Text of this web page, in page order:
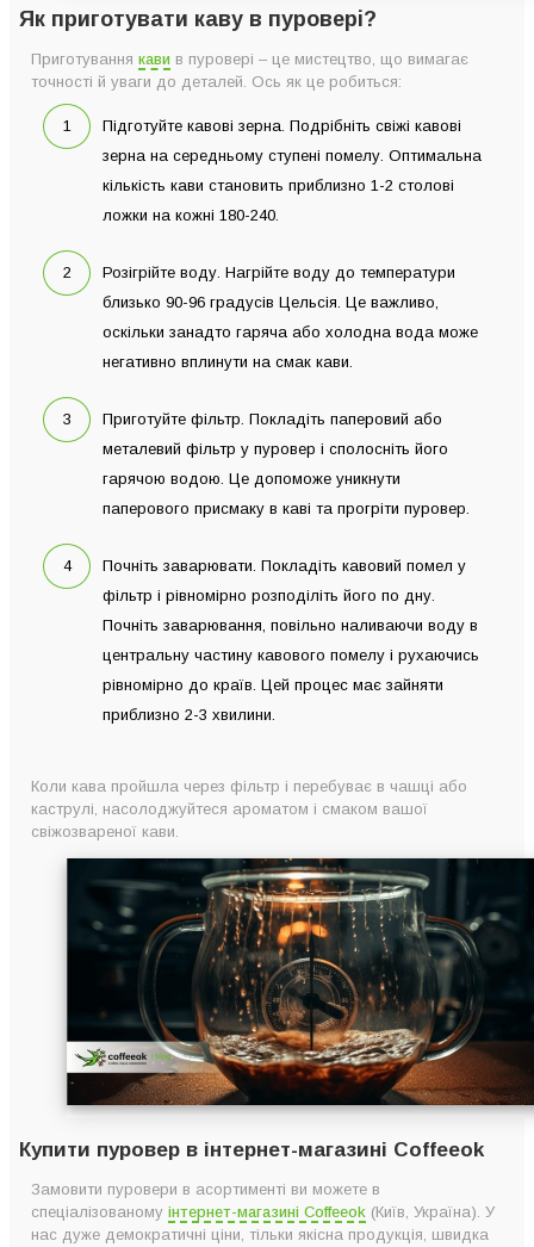
Як приготувати каву в пуровері?
Приготування кави в пуровері – це мистецтво, що вимагає
точності й уваги до деталей. Ось як це робиться:
Підготуйте кавові зерна. Подрібніть свіжі кавові
зерна на середньому ступені помелу. Оптимальна
кількість кави становить приблизно 1-2 столові
ложки на кожні 180-240.
Розігрійте воду. Нагрійте воду до температури
близько 90-96 градусів Цельсія. Це важливо,
оскільки занадто гаряча або холодна вода може
негативно вплинути на смак кави.
Приготуйте фільтр. Покладіть паперовий або
металевий фільтр у пуровер і сполосніть його
гарячою водою. Це допоможе уникнути
паперового присмаку в каві та прогріти пуровер.
Почніть заварювати. Покладіть кавовий помел у
фільтр і рівномірно розподіліть його по дну.
Почніть заварювання, повільно наливаючи воду в
центральну частину кавового помелу і рухаючись
рівномірно до країв. Цей процес має зайняти
приблизно 2-3 хвилини.
Коли кава пройшла через фільтр і перебуває в чашці або
каструлі, насолоджуйтеся ароматом і смаком вашої
свіжозвареної кави.
Купити пуровер в інтернет-магазині Coffeeok
Замовити пуровери в асортименті ви можете в
спеціалізованому інтернет-магазині Coffeeok (Київ, Україна). У
нас дуже демократичні ціни, тільки якісна продукція, швидка